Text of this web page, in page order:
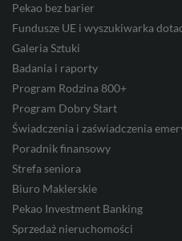
Pekao bez barier
Fundusze UE i wyszukiwarka
Galeria Sztuki
Badania i raporty
Program Rodzina 800+
Program Dobry Start
Świadczenia i zaświadczenia
Poradnik finansowy
Strefa seniora
Biuro Maklerskie
Pekao Investment Banking
Sprzedaż nieruchomości